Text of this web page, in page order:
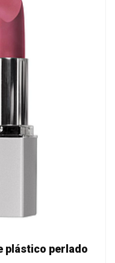
plástico perlado